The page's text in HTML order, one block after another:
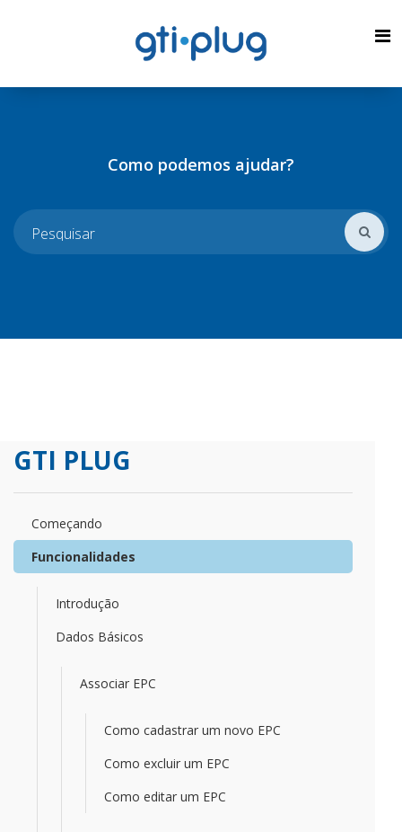
Como podemos ajudar?
GTI PLUG
Começando
Funcionalidades
Introdução
Dados Básicos
Associar EPC
Como cadastrar um novo EPC
Como excluir um EPC
Como editar um EPC